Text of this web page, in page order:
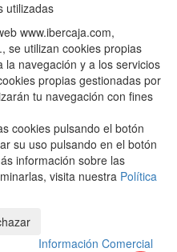
utilizadas
www.ibercaja.com,
se utilizan cookies propias
navegación y a los servicios
propias gestionadas por
tu navegación con fines
cookies pulsando el botón
su uso pulsando en el botón
información sobre las
visita nuestra Política
Información Comercial